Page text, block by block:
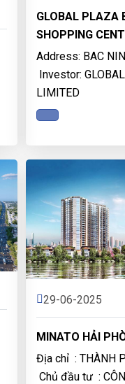
GLOBAL PLAZA
SHOPPING
Address: BAC
Investor:
LIMITED
29-06-2025
MINATO HẢI
Địa chỉ : THÀNH
Chủ đầu tư :